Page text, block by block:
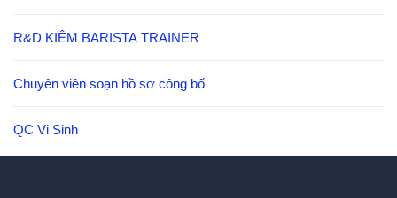
R&D KIÊM BARISTA TRAINER
Chuyên viên soạn hồ sơ công bố
QC Vi Sinh